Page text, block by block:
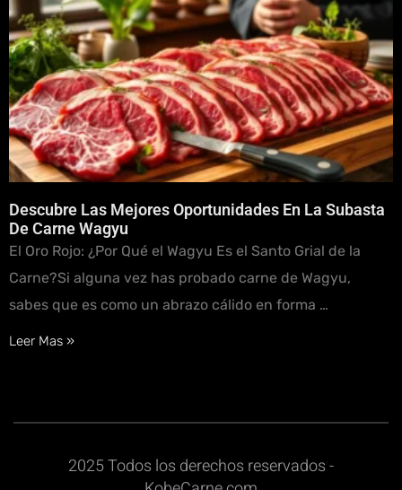
Descubre Las Mejores Oportunidades En La Subasta
De Carne Wagyu
El Oro Rojo: ¿Por Qué el Wagyu Es el Santo Grial de la
Carne?Si alguna vez has probado carne de Wagyu,
sabes que es como un abrazo cálido en forma …
Leer Mas »
2025 Todos los derechos reservados -